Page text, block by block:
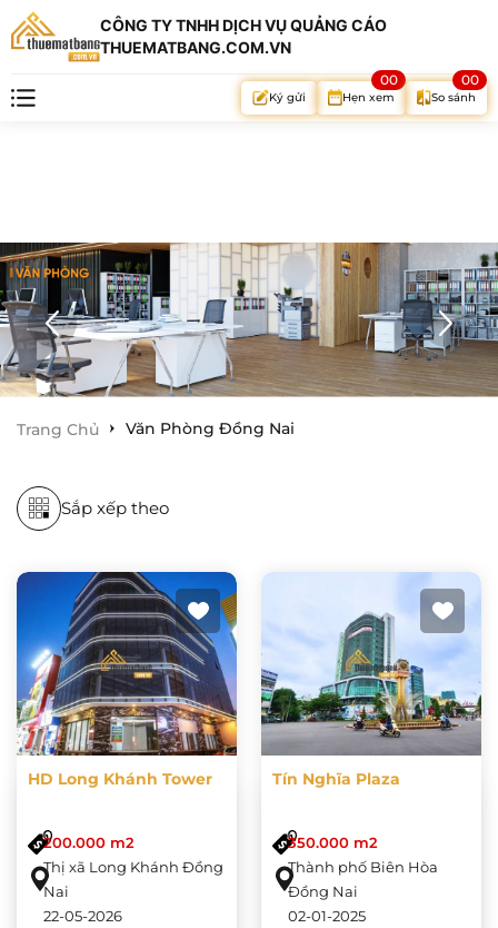
CÔNG TY TNHH DỊCH VỤ QUẢNG CÁO
THUEMATBANG.COM.VN
Ký gửi Hẹn xem
00
So sánh
00
Trang Chủ Văn Phòng Đồng Nai
Sắp xếp theo
HD Long Khánh Tower
200.000 m2
Thị xã Long Khánh Đồng
Nai
22-05-2026
Tín Nghĩa Plaza
350.000 m2
Thành phố Biên Hòa
Đồng Nai
02-01-2025